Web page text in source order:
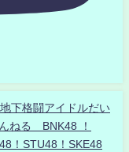
下格闘アイドルだい
ねる BNK48 ！
！STU48！SKE48